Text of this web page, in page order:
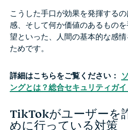
こうした手口が効果を発揮する
感、そして何か価値のあるもの
望といった、人間の基本的な感
ためです。
詳細はこちらをご覧ください：
ングとは？総合セキュリティガイ
TikTokがユーザーを
めに行っている対策